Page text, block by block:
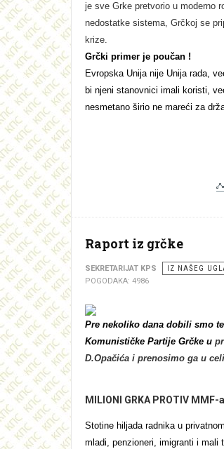
je sve Grke pretvorio u moderno
nedostatke sistema, Grčkoj se
krize.
Grčki primer je poučan !
Evropska Unija nije Unija rada,
bi njeni stanovnici imali koristi,
nesmetano širio ne mareći za
Raport iz grčke
SEKRETARIJAT KPS IZ NAŠEG
POGODAKA: 4986
Pre nekoliko dana dobili smo
Komunističke Partije Grčke u
D.Opačića i prenosimo ga u
MILIONI GRKA PROTIV MMF-
Stotine hiljada radnika u
mladi, penzioneri, imigranti i mali